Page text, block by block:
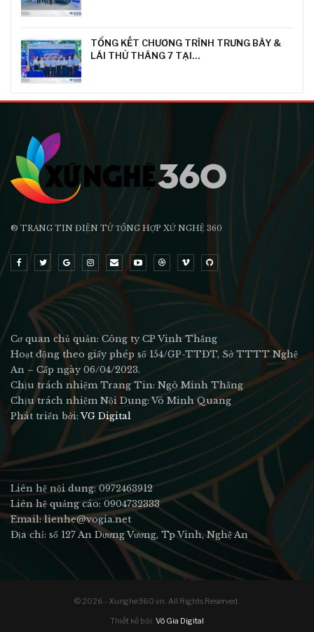
TỔNG KẾT CHƯƠNG TRÌNH TRƯNG BÀY &
LÁI THỬ THÁNG 7 TẠI…
® TRANG TIN ĐIỆN TỬ ТỔNG HỢP XỨ NGHỆ 360
Cơ quan chủ quản: Công ty CP Vinh Thắng
Hoạt động theo giấy phép số 154/GP-TTĐT, Sở TTTT Nghệ
An – Cấp ngày 06/04/2023.
Chịu trách nhiệm Trang Tin: Ngô Minh Thắng
Chịu trách nhiệm Nội Dung: Võ Minh Quang
Phát triển bởi:VG Digital
Liên hệ nội dung: 0972463912
Liên hệ quảng cáo: 0904732333
Email: lienhe@vogia.net
Địa chỉ: số 127 An Dương Vương, Tp Vinh, Nghệ An
© 2026 - Xunghe360.vn. All Rights Reserved.
Thiết kế bởi: Võ Gia Digital